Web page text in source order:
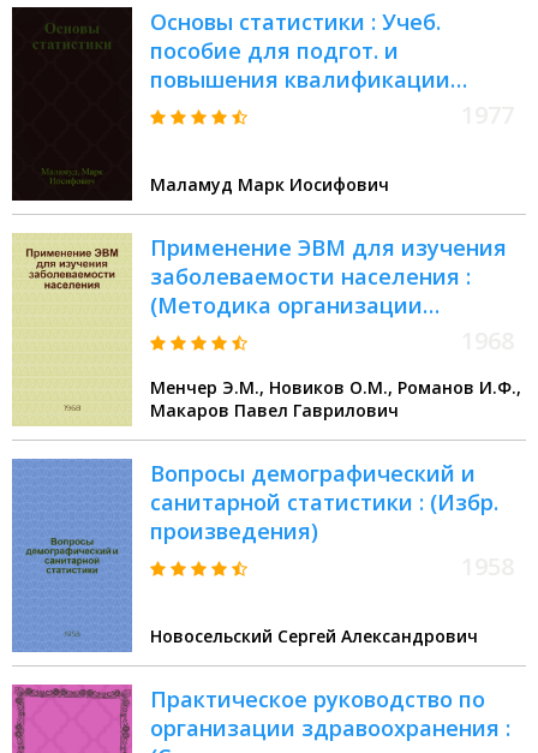
Основы статистики : Учеб.
пособие для подгот. и
повышения квалификации
бухгалтеров и ст. бухгалтеров
Маламуд Марк Иосифович
Применение ЭВМ для изучения
заболеваемости населения :
(Методика организации
выборочного исследования по
Менчер Э.М., Новиков О.М., Романов И.Ф.,
Макаров Павел Гаврилович
Вопросы демографический и
санитарной статистики : (Избр.
произведения)
Новосельский Сергей Александрович
Практическое руководство по
организации здравоохранения :